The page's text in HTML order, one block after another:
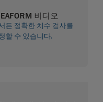
비디오
든 정확한 치수 검사를
할 수 있습니다.